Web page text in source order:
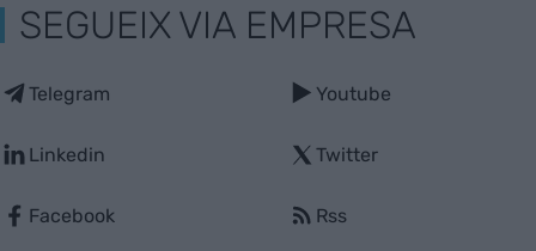
SEGUEIX VIA EMPRESA
Telegram
Linkedin
Facebook
Youtube
Twitter
Rss